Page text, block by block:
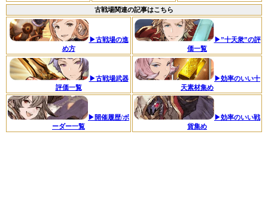
古戦場関連の記事はこちら
▶古戦場の進
め方
▶”十天衆”の評
価一覧
▶古戦場武器
評価一覧
▶効率のいい十
天素材集め
▶開催履歴/ボ
ーダー一覧
▶効率のいい戦
貨集め